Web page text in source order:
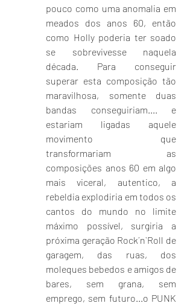
pouco como uma anomalia em
meados dos anos 60, então
como Holly poderia ter soado
se sobrevivesse naquela
década. Para conseguir
superar esta composição tão
maravilhosa, somente duas
bandas conseguiriam.... e
estariam ligadas aquele
movimento que
transformariam as
composições anos 60 em algo
mais viceral, autentico, a
rebeldia explodiria em todos os
cantos do mundo no limite
máximo possível, surgiria a
próxima geração Rock´n`Roll de
garagem, das ruas, dos
moleques bebedos e amigos de
bares, sem grana, sem
emprego, sem futuro...o PUNK